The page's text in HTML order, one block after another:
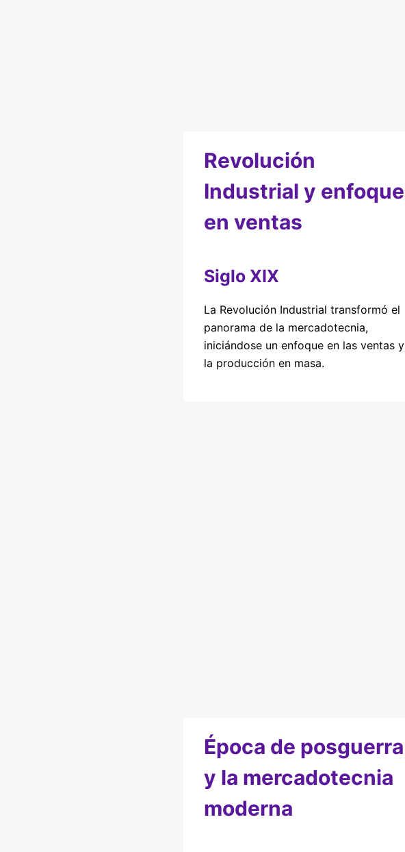
Revolución
Industrial y enfoque
en ventas
Siglo XIX
La Revolución Industrial transformó el
panorama de la mercadotecnia,
iniciándose un enfoque en las ventas y
la producción en masa.
Época de posguerra
y la mercadotecnia
moderna